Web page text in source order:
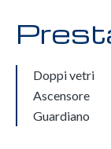
Doppi vetri
Ascensore
Guardiano